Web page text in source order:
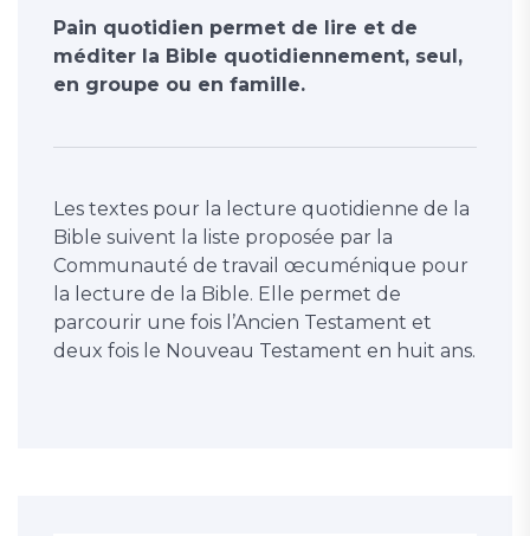
Pain quotidien permet de lire et de
méditer la Bible quotidiennement, seul,
en groupe ou en famille.
Les textes pour la lecture quotidienne de la
Bible suivent la liste proposée par la
Communauté de travail œcuménique pour
la lecture de la Bible. Elle permet de
parcourir une fois l’Ancien Testament et
deux fois le Nouveau Testament en huit ans.